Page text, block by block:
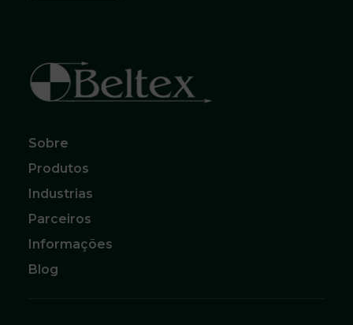
Sobre
Produtos
Industrias
Parceiros
Informações
Blog